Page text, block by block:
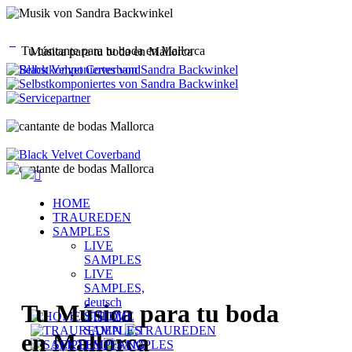
Música para tu boda en Mallorca
Tu Música para tu boda
en Mallorca
Tu cantante para tu boda en Mallorca
HOME
TRAUREDEN
SAMPLES
LIVE
SAMPLES
LIVE
SAMPLES,
deutsch
STUDIO
SAMPLES
SEKTEMPFANG